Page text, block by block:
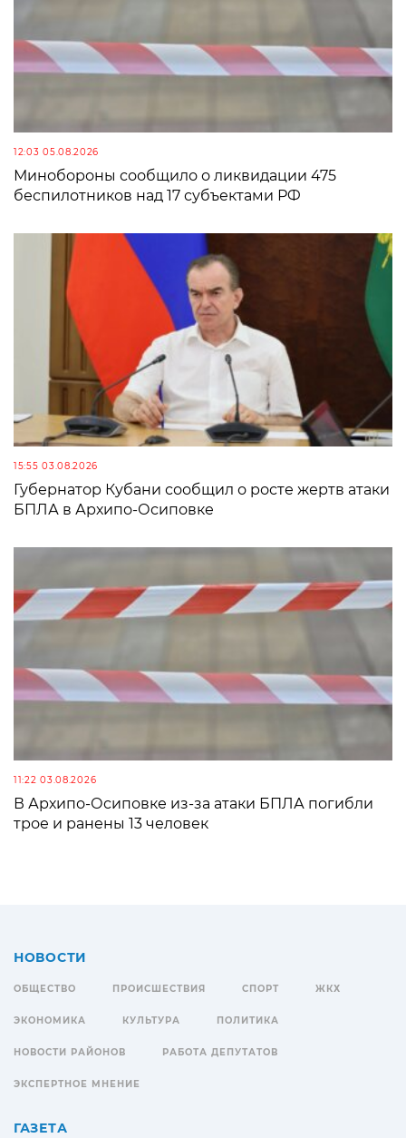
12:03 05.08.2026
Минобороны сообщило о ликвидации 475
беспилотников над 17 субъектами РФ
15:55 03.08.2026
Губернатор Кубани сообщил о росте жертв атаки
БПЛА в Архипо-Осиповке
11:22 03.08.2026
В Архипо-Осиповке из-за атаки БПЛА погибли
трое и ранены 13 человек
НОВОСТИ
ОБЩЕСТВО ПРОИСШЕСТВИЯ СПОРТ ЖКХ
ЭКОНОМИКА КУЛЬТУРА ПОЛИТИКА
НОВОСТИ РАЙОНОВ РАБОТА ДЕПУТАТОВ
ЭКСПЕРТНОЕ МНЕНИЕ
ГАЗЕТА